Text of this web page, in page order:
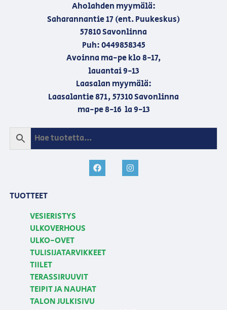
Aholahden myymälä:
Saharannantie 17 (ent. Puukeskus)
57810 Savonlinna
Puh: 0449858345
Avoinna ma-pe klo 8-17,
lauantai 9-13
Laasalan myymälä:
Laasalantie 871, 57310 Savonlinna
ma-pe 8-16 la 9-13
TUOTTEET
VESIERISTYS
ULKOVERHOUS
ULKO-OVET
TULISIJATARVIKKEET
TIILET
TERASSIRUUVIT
TEIPIT JA NAUHAT
TALON JULKISIVU